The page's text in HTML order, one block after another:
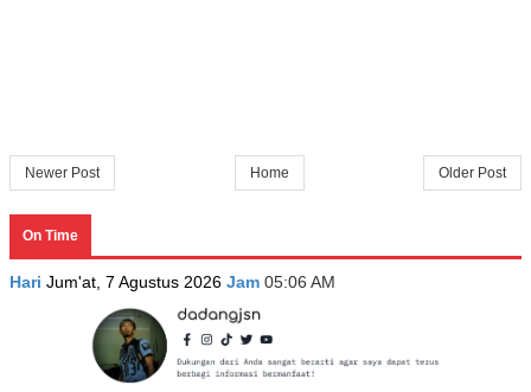
Newer Post Older Post
Home
On Time
Hari Jum'at, 7 Agustus 2026 Jam 05:06 AM